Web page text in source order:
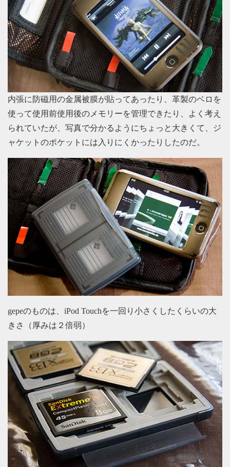
内張に防磁用の金属被膜が貼ってあったり、革製のベロを
使って使用前使用後のメモリーを管理できたり、よく考え
られていたが、写真で分かるようにちょっと大きくて、ジ
ャケットのポケットには入りにくかったりしたのだ。
gepeのものは、iPod Touchを一回り小さくしたくらいの大
きさ（厚みは２倍弱）